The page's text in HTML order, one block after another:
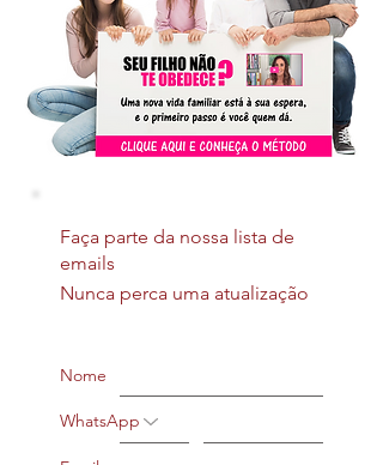
Faça parte da nossa lista de
emails
Nunca perca uma atualização
Nome
WhatsApp